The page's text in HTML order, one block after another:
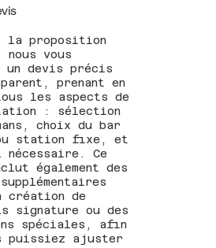
la proposition
vous
un devis précis
prenant en
les aspects de
: sélection
choix du bar
station fixe, et
nécessaire. Ce
également des
création de
signature ou des
spéciales, afin
puissiez ajuster